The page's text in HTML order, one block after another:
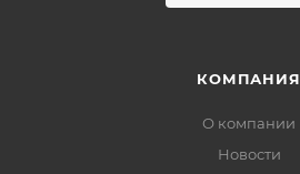
КОМПАНИЯ
О компании
Новости